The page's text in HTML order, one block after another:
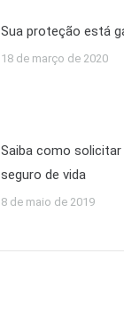
Sua proteção está
18 de março de 2020
Saiba como
seguro de vida
8 de maio de 2019